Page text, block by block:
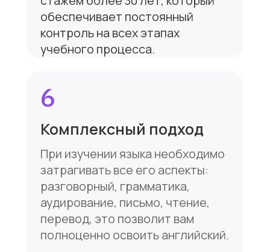
lingvocenter_ifl@mail.ru
Политика конфиденциальности
Дизайн и разработка сайта: